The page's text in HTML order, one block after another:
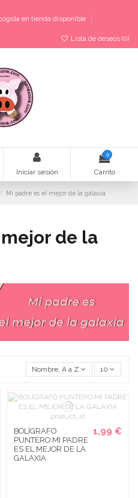
en tienda disponible
Lista de deseos (0)
Iniciar sesión
0
Carrito
Mi padre es el mejor de la galaxia
de la
Nombre, A a Z 10
BOLÍGRAFO
PUNTERO MI PADRE
ES EL MEJOR DE LA
GALAXIA
1,99 €